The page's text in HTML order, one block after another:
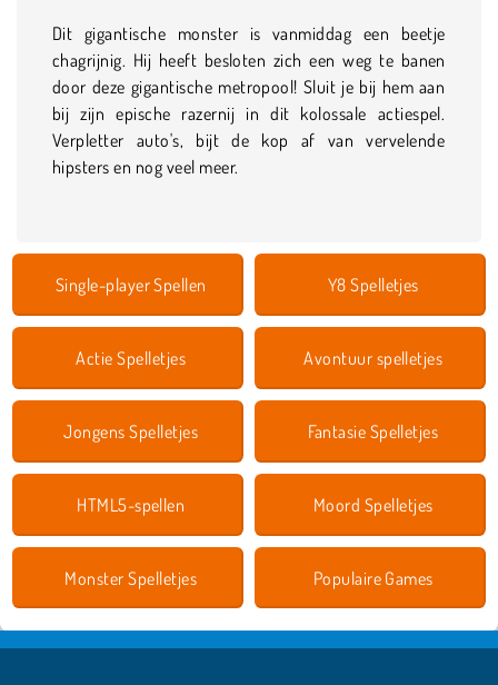
Dit gigantische monster is vanmiddag een beetje
chagrijnig. Hij heeft besloten zich een weg te banen
door deze gigantische metropool! Sluit je bij hem aan
bij zijn epische razernij in dit kolossale actiespel.
Verpletter auto's, bijt de kop af van vervelende
hipsters en nog veel meer.
Single-player Spellen Y8 Spelletjes
Actie Spelletjes Avontuur spelletjes
Jongens Spelletjes Fantasie Spelletjes
HTML5-spellen Moord Spelletjes
Monster Spelletjes Populaire Games